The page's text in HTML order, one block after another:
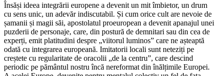
Însăși ideea integrării europene a devenit un mit îmbietor, un drum
cu sens unic, un adevăr indiscutabil. Și cum orice cult are nevoie de
șamanii și magii săi, apostolatul proeuropean a devenit apanajul unei
puzderii de personaje, care, din postură de demnitari sau din cea de
experți, emit platitudini despre „viitorul luminos” care ne așteaptă
odată cu integrarea europeană. Imitatorii locali sunt neteziți pe
creștete cu regularitate de oracolii „de la centru”, care descind
periodic pe pământul nostru încă nereformat din înălțimile Europei.